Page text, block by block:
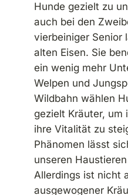
Hunde gezielt zu
auch bei den
vierbeiniger Senior
alten Eisen. Sie
ein wenig mehr
Welpen und
Wildbahn wählen
gezielt Kräuter, um
ihre Vitalität zu
Phänomen lässt
unseren
Allerdings ist nicht
ausgewogener